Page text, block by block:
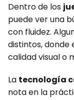
Dentro de los
puede ver una
con fluidez.
distintos, donde
calidad visual o
La tecnología
nota en la